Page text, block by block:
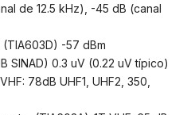
de 12.5 kHz), -45 dB (canal
-57 dBm
SINAD) 0.3 uV (0.22 uV típico)
78dB UHF1, UHF2, 350,